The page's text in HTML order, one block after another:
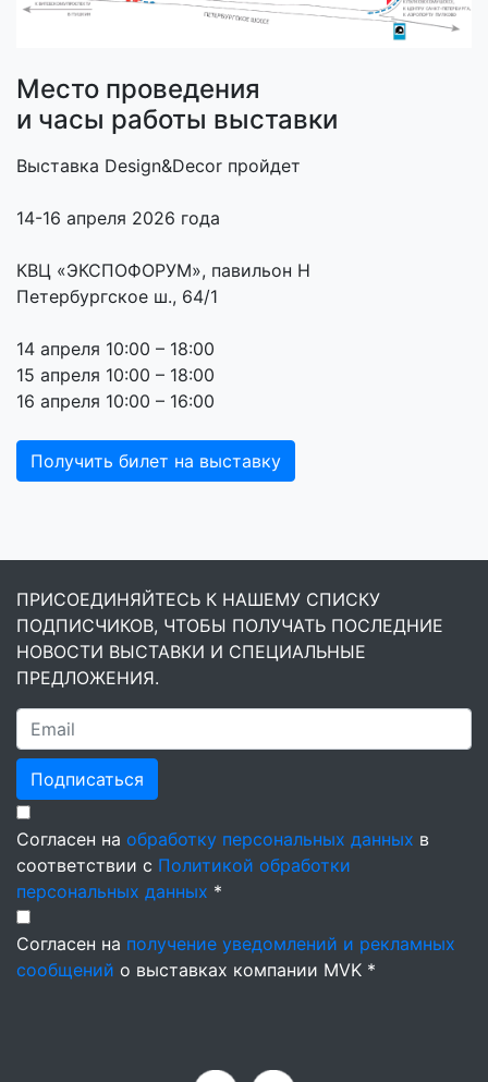
Место проведения
и часы работы выставки
Выставка Design&Decor пройдет
14-16 апреля 2026 года
КВЦ «ЭКСПОФОРУМ», павильон H
Петербургское ш., 64/1
14 апреля 10:00 – 18:00
15 апреля 10:00 – 18:00
16 апреля 10:00 – 16:00
Получить билет на выставку
ПРИСОЕДИНЯЙТЕСЬ К НАШЕМУ СПИСКУ
ПОДПИСЧИКОВ, ЧТОБЫ ПОЛУЧАТЬ ПОСЛЕДНИЕ
НОВОСТИ ВЫСТАВКИ И СПЕЦИАЛЬНЫЕ
ПРЕДЛОЖЕНИЯ.
Подписаться
Согласен на обработку персональных данных в
соответствии с Политикой обработки
персональных данных *
Согласен на получение уведомлений и рекламных
сообщений о выставках компании MVK *